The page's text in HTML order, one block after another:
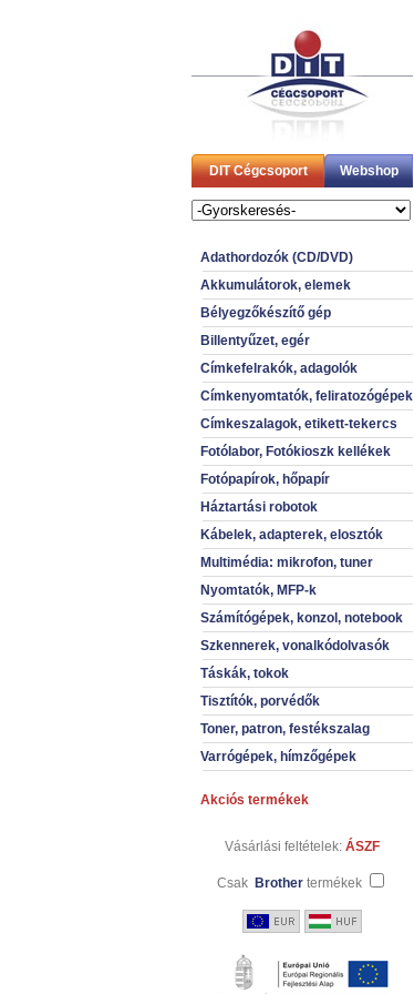
DIT Cégcsoport Webshop
Adathordozók (CD/DVD)
Akkumulátorok, elemek
Bélyegzőkészítő gép
Billentyűzet, egér
Címkefelrakók, adagolók
Címkenyomtatók, feliratozógépek
Címkeszalagok, etikett-tekercs
Fotólabor, Fotókioszk kellékek
Fotópapírok, hőpapír
Háztartási robotok
Kábelek, adapterek, elosztók
Multimédia: mikrofon, tuner
Nyomtatók, MFP-k
Számítógépek, konzol, notebook
Szkennerek, vonalkódolvasók
Táskák, tokok
Tisztítók, porvédők
Toner, patron, festékszalag
Varrógépek, hímzőgépek
Akciós termékek
Vásárlási feltételek: ÁSZF
Csak Brother termékek